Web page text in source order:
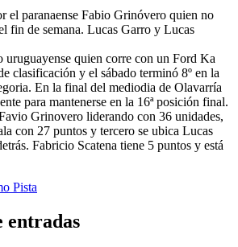
el paranaense Fabio Grinóvero quien no
fin de semana. Lucas Garro y Lucas
uruguayense quien corre con un Ford Ka
clasificación y el sábado terminó 8º en la
En la final del mediodia de Olavarría
para mantenerse en la 16ª posición final.
Grinovero liderando con 36 unidades,
con 27 puntos y tercero se ubica Lucas
Fabricio Scatena tiene 5 puntos y está
Pista
entradas